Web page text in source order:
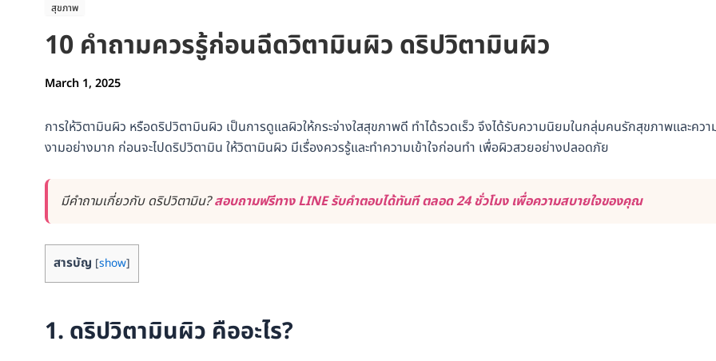
สุขภาพ
10 คำถามควรรู้ก่อนฉีดวิตามินผิว ดริปวิตามินผิว
March 1, 2025
การให้วิตามินผิว หรือดริปวิตามินผิว เป็นการดูแลผิวให้กระจ่างใสสุขภาพดี ทำได้รวดเร็ว จึงได้รับความนิยมในกลุ่มคนรักสุขภาพและควา
งามอย่างมาก ก่อนจะไปดริปวิตามิน ให้วิตามินผิว มีเรื่องควรรู้และทำความเข้าใจก่อนทำ เพื่อผิวสวยอย่างปลอดภัย
มีคำถามเกี่ยวกับ ดริปวิตามิน?สอบถามฟรีทาง LINE รับคำตอบได้ทันที ตลอด 24 ชั่วโมง เพื่อความสบายใจของคุณ
สารบัญ [show]
1. ดริปวิตามินผิว คืออะไร?